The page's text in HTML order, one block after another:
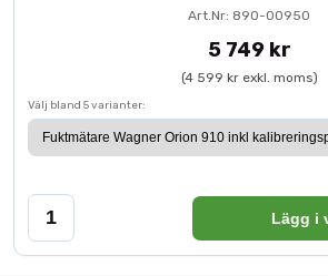
Art.Nr: 890-00950
5 749 kr
(4 599 kr exkl. moms)
Välj bland 5 varianter:
Lägg i